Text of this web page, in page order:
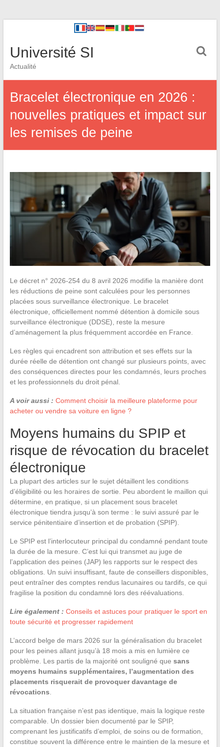
Université SI
Actualité
Bracelet électronique en 2026 :
nouvelles pratiques et impact sur
les remises de peine
Le décret n° 2026-254 du 8 avril 2026 modifie la manière dont
les réductions de peine sont calculées pour les personnes
placées sous surveillance électronique. Le bracelet
électronique, officiellement nommé détention à domicile sous
surveillance électronique (DDSE), reste la mesure
d’aménagement la plus fréquemment accordée en France.
Les règles qui encadrent son attribution et ses effets sur la
durée réelle de détention ont changé sur plusieurs points, avec
des conséquences directes pour les condamnés, leurs proches
et les professionnels du droit pénal.
A voir aussi : Comment choisir la meilleure plateforme pour
acheter ou vendre sa voiture en ligne ?
Moyens humains du SPIP et
risque de révocation du bracelet
électronique
La plupart des articles sur le sujet détaillent les conditions
d’éligibilité ou les horaires de sortie. Peu abordent le maillon qui
détermine, en pratique, si un placement sous bracelet
électronique tiendra jusqu’à son terme : le suivi assuré par le
service pénitentiaire d’insertion et de probation (SPIP).
Le SPIP est l’interlocuteur principal du condamné pendant toute
la durée de la mesure. C’est lui qui transmet au juge de
l’application des peines (JAP) les rapports sur le respect des
obligations. Un suivi insuffisant, faute de conseillers disponibles,
peut entraîner des comptes rendus lacunaires ou tardifs, ce qui
fragilise la position du condamné lors des réévaluations.
Lire également : Conseils et astuces pour pratiquer le sport en
toute sécurité et progresser rapidement
L’accord belge de mars 2026 sur la généralisation du bracelet
pour les peines allant jusqu’à 18 mois a mis en lumière ce
problème. Les partis de la majorité ont souligné que sans
moyens humains supplémentaires, l’augmentation des
placements risquerait de provoquer davantage de
révocations
La situation française n’est pas identique, mais la logique reste
comparable. Un dossier bien documenté par le SPIP,
comprenant les justificatifs d’emploi, de soins ou de formation,
constitue souvent la différence entre le maintien de la mesure et